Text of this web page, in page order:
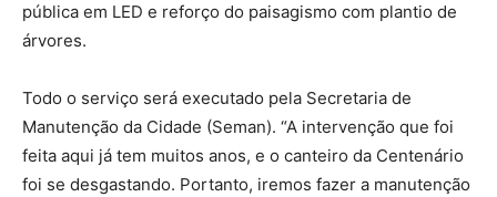
pública em LED e reforço do paisagismo com plantio de
árvores.
Todo o serviço será executado pela Secretaria de
Manutenção da Cidade (Seman). “A intervenção que foi
feita aqui já tem muitos anos, e o canteiro da Centenário
foi se desgastando. Portanto, iremos fazer a manutenção